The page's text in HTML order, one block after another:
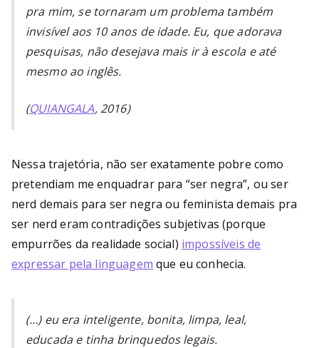
pra mim, se tornaram um problema também
invisível aos 10 anos de idade. Eu, que adorava
pesquisas, não desejava mais ir à escola e até
mesmo ao inglês.
(QUIANGALA, 2016)
Nessa trajetória, não ser exatamente pobre como
pretendiam me enquadrar para “ser negra”, ou ser
nerd demais para ser negra ou feminista demais pra
ser nerd eram contradições subjetivas (porque
empurrões da realidade social) impossíveis de
expressar pela linguagem que eu conhecia.
(…) eu era inteligente, bonita, limpa, leal,
educada e tinha brinquedos legais.